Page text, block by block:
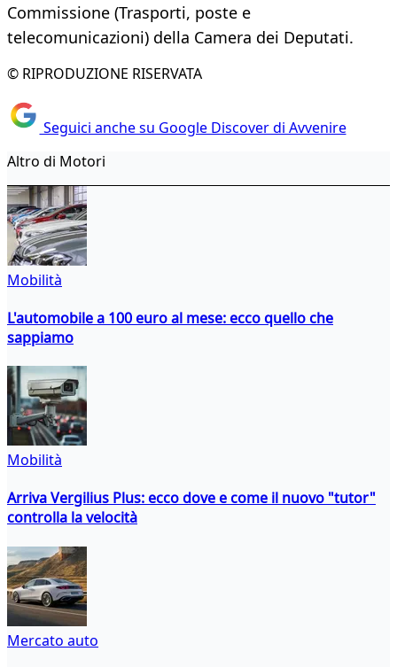
Commissione (Trasporti, poste e
telecomunicazioni) della Camera dei Deputati.
© RIPRODUZIONE RISERVATA
Seguici anche su Google Discover di Avvenire
Altro di Motori
Mobilità
L'automobile a 100 euro al mese: ecco quello che
sappiamo
Mobilità
Arriva Vergilius Plus: ecco dove e come il nuovo "tutor"
controlla la velocità
Mercato auto